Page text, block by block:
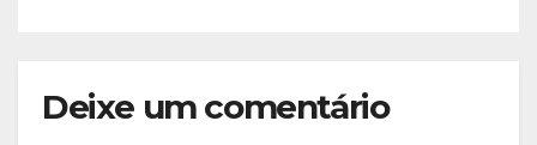
Deixe um comentário